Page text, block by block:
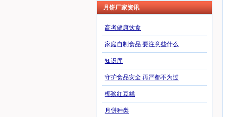
月饼厂家资讯
高考健康饮食
家庭自制食品 要注意些什么
知识库
守护食品安全 再严都不为过
椰浆红豆糕
月饼种类